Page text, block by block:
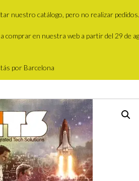
nuestro catálogo, pero no realizar pedidos.
comprar en nuestra web a partir del 29 de
por Barcelona